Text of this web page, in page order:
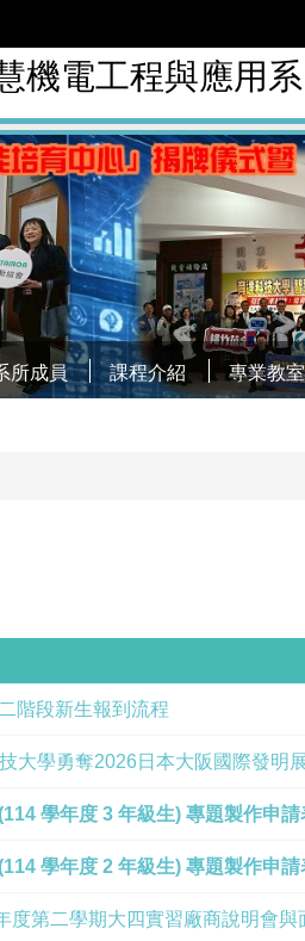
機電工程與應用系
所成員 課程介紹 專業教室
階段新生報到流程
大學勇奪2026日本大阪國際發明
學年度 3 年級生) 專題製作申請
學年度 2 年級生) 專題製作申請
度第二學期大四實習廠商說明會與